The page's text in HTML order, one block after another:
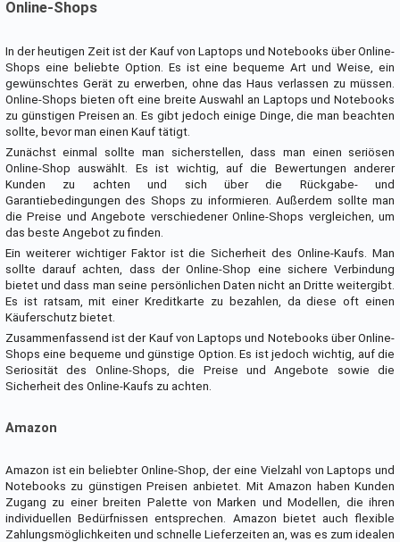
Online-Shops
In der heutigen Zeit ist der Kauf von Laptops und Notebooks über Online-
Shops eine beliebte Option. Es ist eine bequeme Art und Weise, ein
gewünschtes Gerät zu erwerben, ohne das Haus verlassen zu müssen.
Online-Shops bieten oft eine breite Auswahl an Laptops und Notebooks
zu günstigen Preisen an. Es gibt jedoch einige Dinge, die man beachten
sollte, bevor man einen Kauf tätigt.
Zunächst einmal sollte man sicherstellen, dass man einen seriösen
Online-Shop auswählt. Es ist wichtig, auf die Bewertungen anderer
Kunden zu achten und sich über die Rückgabe- und
Garantiebedingungen des Shops zu informieren. Außerdem sollte man
die Preise und Angebote verschiedener Online-Shops vergleichen, um
das beste Angebot zu finden.
Ein weiterer wichtiger Faktor ist die Sicherheit des Online-Kaufs. Man
sollte darauf achten, dass der Online-Shop eine sichere Verbindung
bietet und dass man seine persönlichen Daten nicht an Dritte weitergibt.
Es ist ratsam, mit einer Kreditkarte zu bezahlen, da diese oft einen
Käuferschutz bietet.
Zusammenfassend ist der Kauf von Laptops und Notebooks über Online-
Shops eine bequeme und günstige Option. Es ist jedoch wichtig, auf die
Seriosität des Online-Shops, die Preise und Angebote sowie die
Sicherheit des Online-Kaufs zu achten.
Amazon
Amazon ist ein beliebter Online-Shop, der eine Vielzahl von Laptops und
Notebooks zu günstigen Preisen anbietet. Mit Amazon haben Kunden
Zugang zu einer breiten Palette von Marken und Modellen, die ihren
individuellen Bedürfnissen entsprechen. Amazon bietet auch flexible
Zahlungsmöglichkeiten und schnelle Lieferzeiten an, was es zum idealen